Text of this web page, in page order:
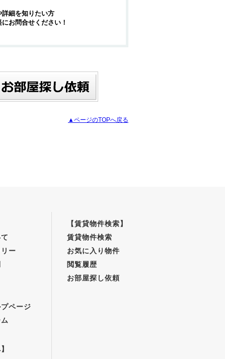
細を知りたい方
お問合せください！
▲ページのTOPへ戻る
ー
ページ
【賃貸物件検索】
賃貸物件検索
お気に入り物件
閲覧履歴
お部屋探し依頼